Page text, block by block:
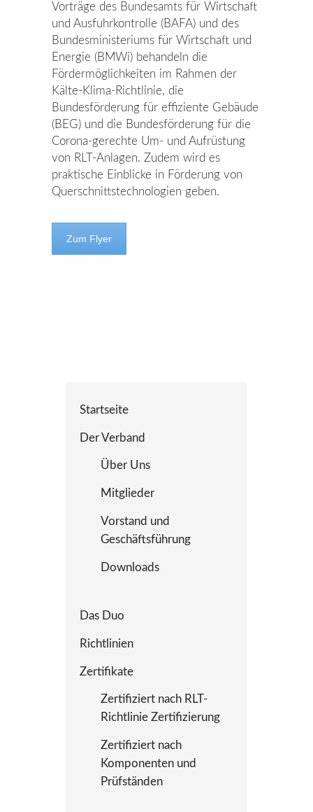
Vorträge des Bundesamts für Wirtschaft
und Ausfuhrkontrolle (BAFA) und des
Bundesministeriums für Wirtschaft und
Energie (BMWi) behandeln die
Fördermöglichkeiten im Rahmen der
Kälte-Klima-Richtlinie, die
Bundesförderung für effiziente Gebäude
(BEG) und die Bundesförderung für die
Corona-gerechte Um- und Aufrüstung
von RLT-Anlagen. Zudem wird es
praktische Einblicke in Förderung von
Querschnittstechnologien geben.
Zum Flyer
Startseite
Der Verband
Über Uns
Mitglieder
Vorstand und
Geschäftsführung
Downloads
Das Duo
Richtlinien
Zertifikate
Zertifiziert nach RLT-
Richtlinie Zertifizierung
Zertifiziert nach
Komponenten und
Prüfständen